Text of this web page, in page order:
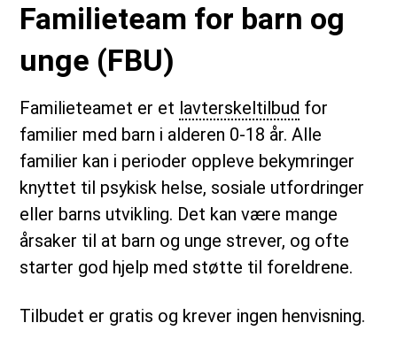
Familieteam for barn og
unge (FBU)
Familieteamet er et lavterskeltilbud for
familier med barn i alderen 0-18 år. Alle
familier kan i perioder oppleve bekymringer
knyttet til psykisk helse, sosiale utfordringer
eller barns utvikling. Det kan være mange
årsaker til at barn og unge strever, og ofte
starter god hjelp med støtte til foreldrene.
Tilbudet er gratis og krever ingen henvisning.